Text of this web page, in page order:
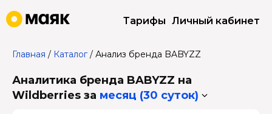
Тарифы Личный кабинет
Главная / Каталог/ Анализ бренда BABYZZ
Аналитика бренда BABYZZ на
Wildberries за месяц (30 суток)